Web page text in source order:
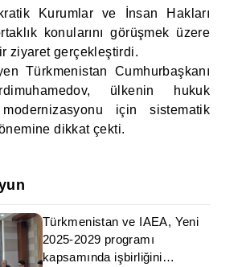
Kurumlar ve İnsan Hakları
konularını görüşmek üzere
ziyaret gerçekleştirdi.
Türkmenistan Cumhurbaşkanı
ülkenin hukuk
modernizasyonu için sistematik
dikkat çekti.
Türkmenistan ve IAEA, Yeni
2025-2029 programı
kapsamında işbirliğini